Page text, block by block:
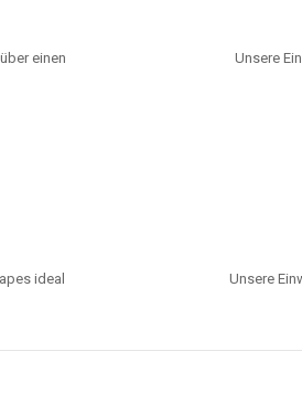
einen
Unsere
ideal
Unsere